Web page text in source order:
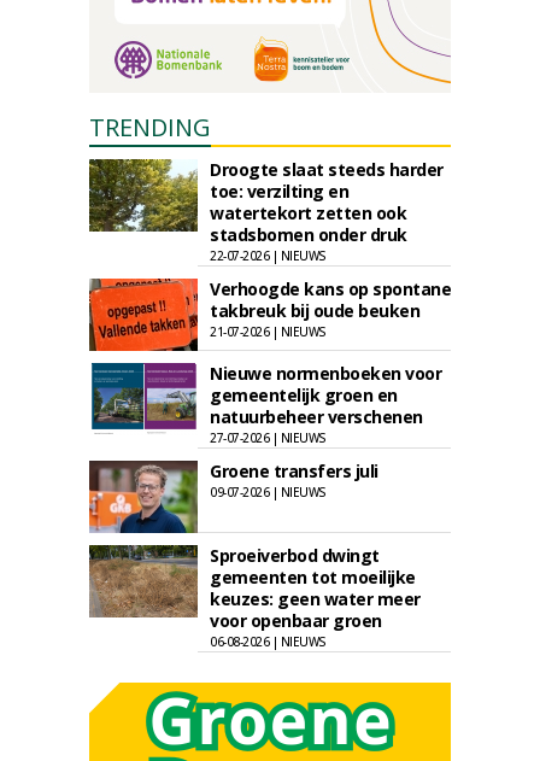
TRENDING
Droogte slaat steeds harder
toe: verzilting en
watertekort zetten ook
stadsbomen onder druk
22-07-2026 | NIEUWS
Verhoogde kans op spontane
takbreuk bij oude beuken
21-07-2026 | NIEUWS
Nieuwe normenboeken voor
gemeentelijk groen en
natuurbeheer verschenen
27-07-2026 | NIEUWS
Groene transfers juli
09-07-2026 | NIEUWS
Sproeiverbod dwingt
gemeenten tot moeilijke
keuzes: geen water meer
voor openbaar groen
06-08-2026 | NIEUWS